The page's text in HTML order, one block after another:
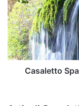
leggenda
dei
Capelli
di
Venere
Casaletto